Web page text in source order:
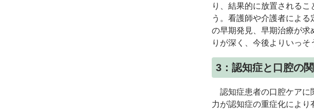
り、結果的に放置される
う。看護師や介護者によ
の早期発見、早期治療が求
りが深く、今後よりいっそ
3：認知症と口腔の
認知症患者の口腔ケアに
力が認知症の重症化によ